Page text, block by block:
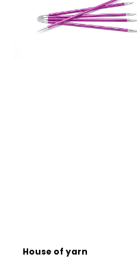
House of yarn